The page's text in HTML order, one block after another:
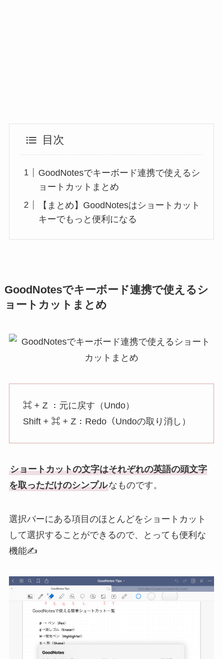
目次
GoodNotesでキーボード連携で使えるシ
ョートカットまとめ
【まとめ】GoodNotesはショートカット
キーでもっと便利になる
GoodNotesでキーボード連携で使えるシ
ョートカットまとめ
⌘ + Z ：元に戻す（Undo）
Shift + ⌘ + Z：Redo（Undoの取り消し）
ショートカットの文字はそれぞれの英語の頭文字
を取っただけのシンプルなものです。
選択バーにある項目のほとんどをショートカット
して選択することができるので、とっても便利な
機能✍️